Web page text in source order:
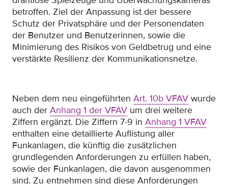
betroffen. Ziel der Anpassung ist der bessere
Schutz der Privatsphäre und der Personendaten
der Benutzer und Benutzerinnen, sowie die
Minimierung des Risikos von Geldbetrug und eine
verstärkte Resilienz der Kommunikationsnetze.
Neben dem neu eingeführten Art. 10b VFAV wurde
auch der Anhang 1 der VFAV um drei weitere
Ziffern ergänzt. Die Ziffern 7-9 in Anhang 1 VFAV
enthalten eine detaillierte Auflistung aller
Funkanlagen, die künftig die zusätzlichen
grundlegenden Anforderungen zu erfüllen haben,
sowie der Funkanlagen, die davon ausgenommen
sind. Zu entnehmen sind diese Anforderungen